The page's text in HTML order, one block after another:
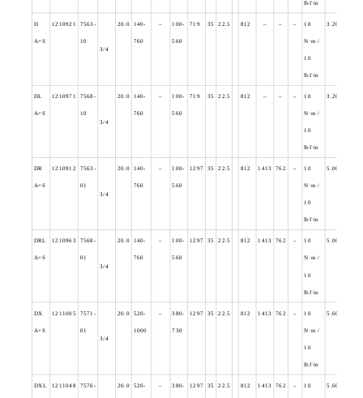
lbf·in
D
A+S
1210921 7563-
10
3/4
20.0 140-
760
– 100-
560
719 35 22.5 812 – – – 10
N·m /
10
lbf·in
3.200
DL
A+S
1210971 7568-
10
3/4
20.0 140-
760
– 100-
560
719 35 22.5 812 – – – 10
N·m /
10
lbf·in
3.200
DR
A+S
1210912 7563-
01
3/4
20.0 140-
760
– 100-
560
1297 35 22.5 812 1413 762 – 10
N ·m /
10
lbf·in
5.000
DRL
A+S
1210963 7568-
01
3/4
20.0 140-
760
– 100-
560
1297 35 22.5 812 1413 762 – 10
N ·m /
10
lbf·in
5.000
DX
A+S
1211005 7571-
01
3/4
20.0 520-
1000
– 380-
730
1297 35 22.5 812 1413 762 – 10
N·m /
10
lbf·in
5.600
DXL 1211048 7576- 20.0 520- – 380- 1297 35 22.5 812 1413 762 – 10 5.600